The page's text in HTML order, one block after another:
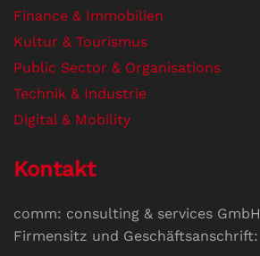
Finance & Immobilien
Kultur & Tourismus
Public Sector & Organisations
Technik & Industrie
Digital & Mobility
Kontakt
comm: consulting & services GmbH
Firmensitz und Geschäftsanschrift: